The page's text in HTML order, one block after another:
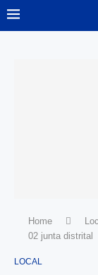
Home
02 junta distrital
LOCAL